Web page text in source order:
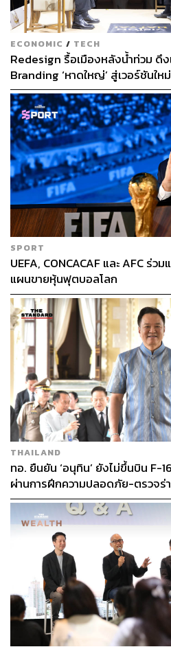
ตกแต่งด้วยก้านโรสแมรีและ
พร้อมเสิร์ฟ
Lemon Rosé
เติมสีสันให้ชีวิตกับเครื่องดื่มชวน
ง่าย ดึงความสดชื่นของกลิ่นเครื่อ
เปลือกกุหลาบในไวน์ออกมาได้เป็
หวานกลมกล่อมของน้ำผึ้ง แก้วนี้
ไวน์โรเซ 100 มล.
น้ำมะนาว 15 มล.
น้ำผึ้ง 20 มล.
โซดา สำหรับท็อป
แตงกวาฝาน สำหรับตกแต่ง
เปลือกมะนาวฝรั่งฝานเป็น
ECONOMIC / TECH
Redesign รื้อเมืองหลังน้ำท่วม
Branding ‘หาดใหญ่’ สู่เวอร์ชันใ
SPORT
UEFA, CONCACAF และ AFC ร่
แผนขายหุ้นฟุตบอลโลก
THAILAND
ทอ. ยืนยัน ‘อนุทิน’ ยังไม่ขึ้นบิน F-
ผ่านการฝึกความปลอดภัย-ตรวจร่
ก่อน